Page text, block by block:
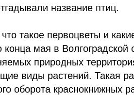
название птиц.
такое первоцветы и
мая в Волгоградской
природных
виды растений. Такая
оборота краснокнижных